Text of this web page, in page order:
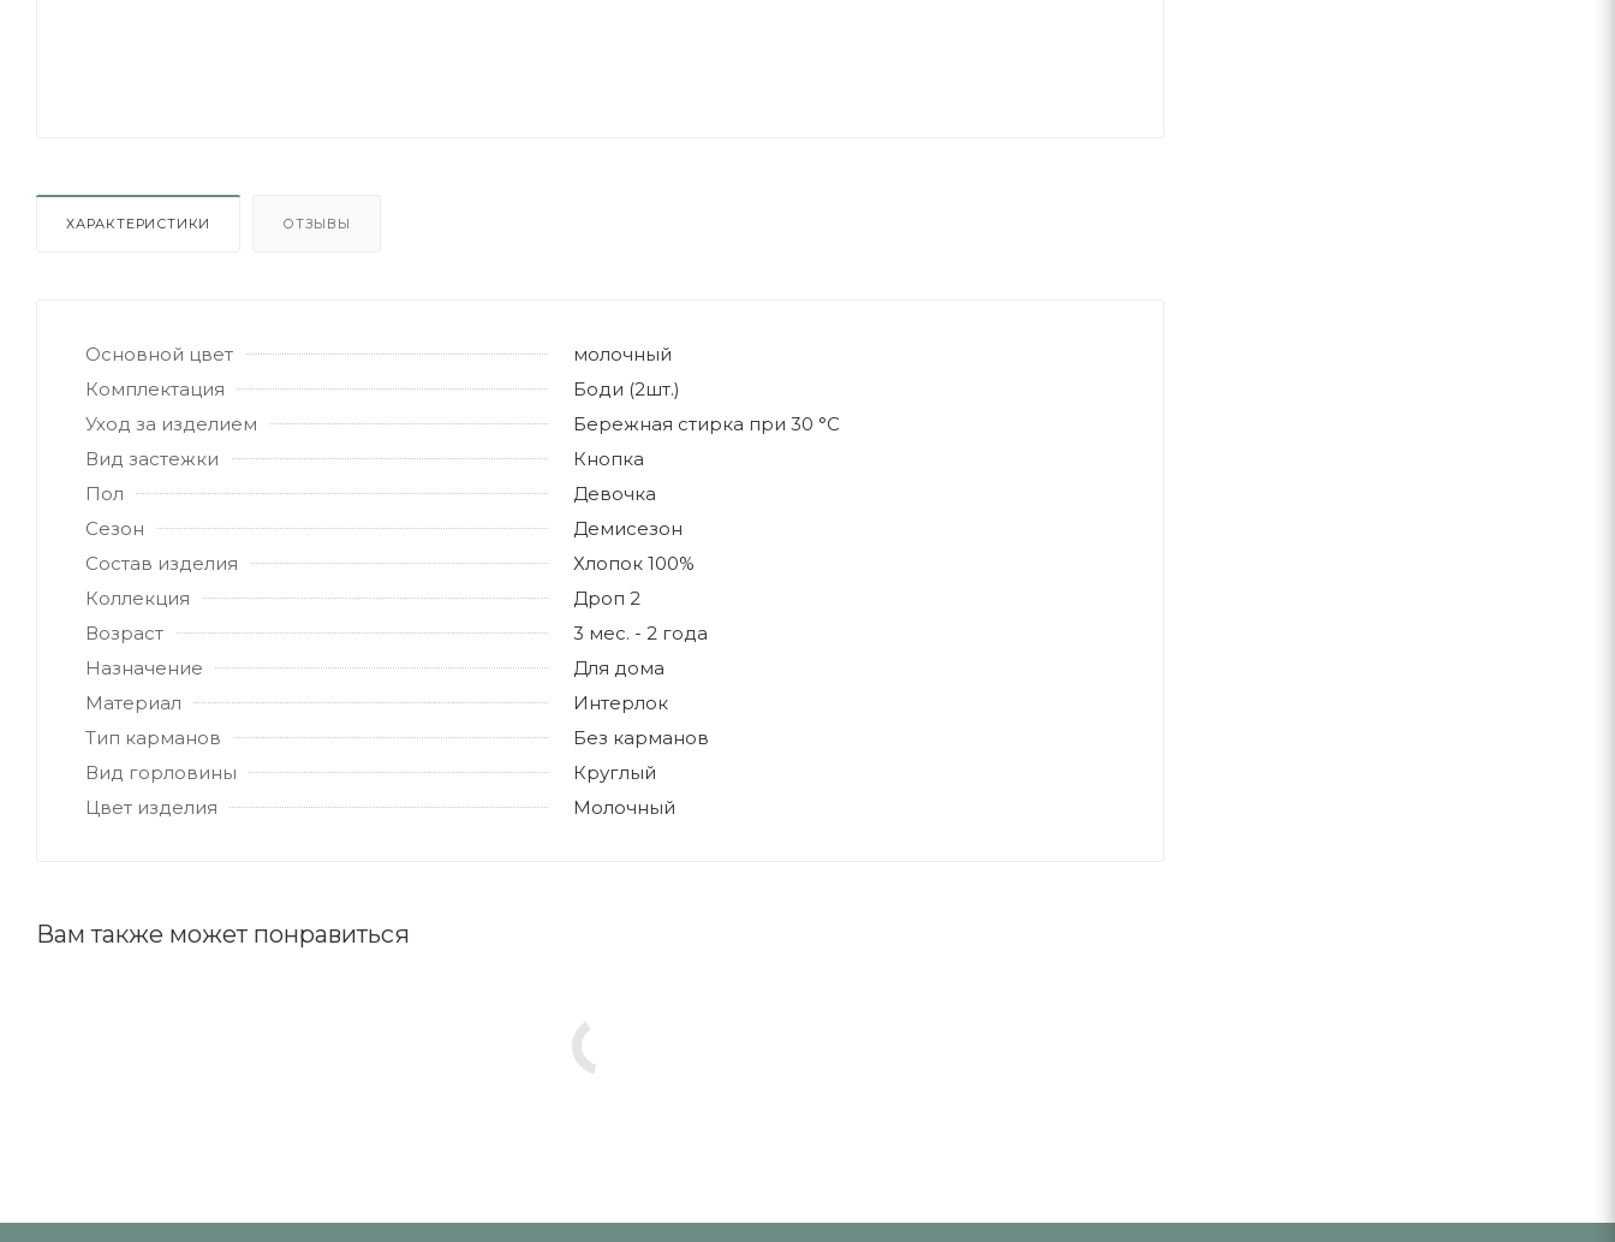
ХАРАКТЕРИСТИКИ ОТЗЫВЫ
Основной цвет
молочный
Комплектация
Боди (2шт.)
Уход за изделием
Бережная стирка при 30 °C
Вид застежки
Кнопка
Пол
Девочка
Сезон
Демисезон
Состав изделия
Хлопок 100%
Коллекция
Дроп 2
Возраст
3 мес. - 2 года
Назначение
Для дома
Материал
Интерлок
Тип карманов
Без карманов
Вид горловины
Круглый
Цвет изделия
Молочный
Вам также может понравиться